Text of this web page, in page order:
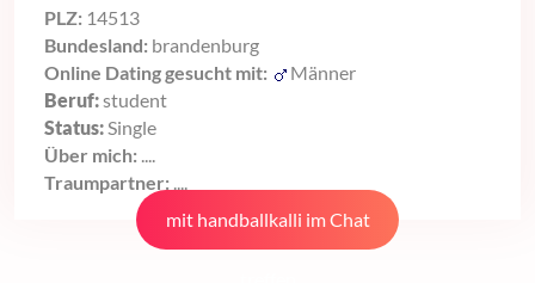
PLZ: 14513
Bundesland: brandenburg
Online Dating gesucht mit:
Männer
Beruf:student
Status:Single
Über mich: ....
Traumpartner: ....
mit handballkalli im Chat